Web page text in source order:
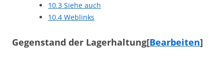
10.3 Siehe auch
10.4 Weblinks
Gegenstand der Lagerhaltung[Bearbeiten]